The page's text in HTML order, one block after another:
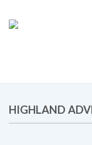
HIGHLAND